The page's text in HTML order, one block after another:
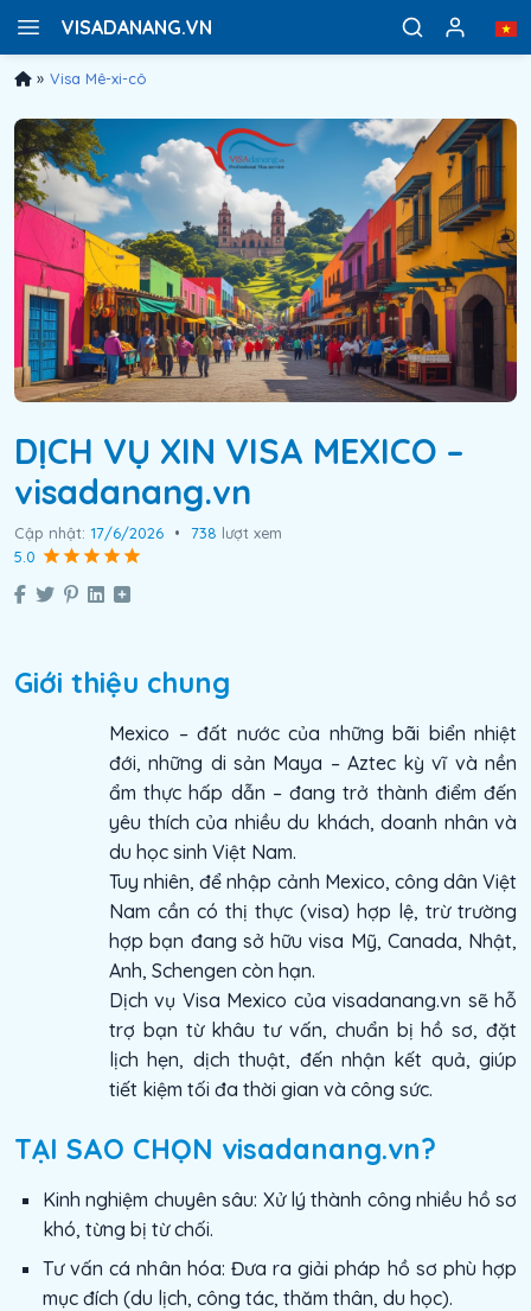
VISADANANG.VN
» Visa Mê-xi-cô
DỊCH VỤ XIN VISA MEXICO –
visadanang.vn
Cập nhật: 17/6/2026 • 738 lượt xem
5.0
Giới thiệu chung
Mexico – đất nước của những bãi biển nhiệt
đới, những di sản Maya – Aztec kỳ vĩ và nền
ẩm thực hấp dẫn – đang trở thành điểm đến
yêu thích của nhiều du khách, doanh nhân và
du học sinh Việt Nam.
Tuy nhiên, để nhập cảnh Mexico, công dân Việt
Nam cần có thị thực (visa) hợp lệ, trừ trường
hợp bạn đang sở hữu visa Mỹ, Canada, Nhật,
Anh, Schengen còn hạn.
Dịch vụ Visa Mexico của visadanang.vn sẽ hỗ
trợ bạn từ khâu tư vấn, chuẩn bị hồ sơ, đặt
lịch hẹn, dịch thuật, đến nhận kết quả, giúp
tiết kiệm tối đa thời gian và công sức.
TẠI SAO CHỌN visadanang.vn?
Kinh nghiệm chuyên sâu: Xử lý thành công nhiều hồ sơ
khó, từng bị từ chối.
Tư vấn cá nhân hóa: Đưa ra giải pháp hồ sơ phù hợp
mục đích (du lịch, công tác, thăm thân, du học).